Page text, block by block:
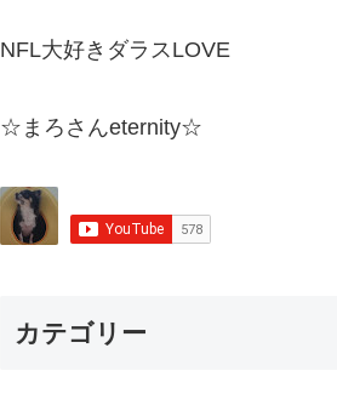
NFL大好きダラスLOVE
☆まろさんeternity☆
カテゴリー